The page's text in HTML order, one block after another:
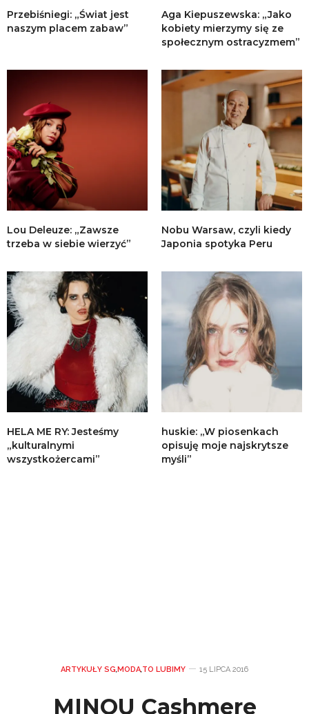
Przebiśniegi: „Świat jest
naszym placem zabaw”
Aga Kiepuszewska: „Jako
kobiety mierzymy się ze
społecznym ostracyzmem”
Lou Deleuze: „Zawsze
trzeba w siebie wierzyć”
Nobu Warsaw, czyli kiedy
Japonia spotyka Peru
HELA ME RY: Jesteśmy
„kulturalnymi
wszystkożercami”
huskie: „W piosenkach
opisuję moje najskrytsze
myśli”
ARTYKUŁY SG,MODA,TO LUBIMY 15 LIPCA 2016
MINOU Cashmere